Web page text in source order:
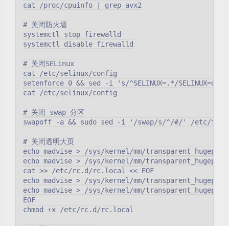
cat /proc/cpuinfo | grep avx2
# 关闭防火墙
systemctl stop firewalld
systemctl disable firewalld
# 关闭SELinux
cat /etc/selinux/config
setenforce 0 && sed -i 's/^SELINUX=.*/
cat /etc/selinux/config
# 关闭 swap 分区
swapoff -a && sudo sed -i '/swap/s/^/#/' /etc/
# 关闭透明大页
echo madvise > /sys/kernel/mm/
echo madvise > /sys/kernel/mm/
cat >> /etc/rc.d/rc.local << EOF
echo madvise > /sys/kernel/mm/
echo madvise > /sys/kernel/mm/
EOF
chmod +x /etc/rc.d/rc.local